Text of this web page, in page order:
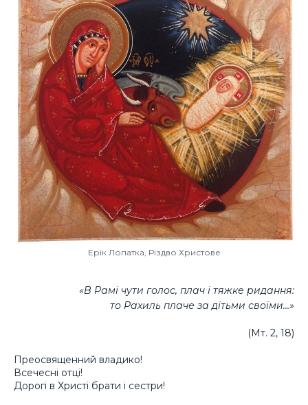
Ерік Лопатка, Різдво Христове
«В Рамі чути голос, плач і тяжке ридання:
то Рахиль плаче за дітьми своїми…»
(Мт. 2, 18)
Преосвященний владико!
Всечесні отці!
Дорогі в Христі брати і сестри!